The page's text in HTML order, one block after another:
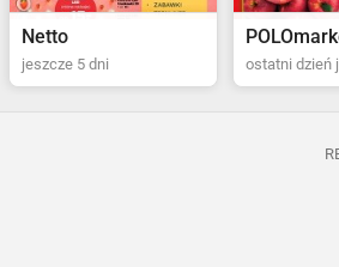
POLOmarket
ostatni dzień jutro
Kaufland
jeszcze 4 dni